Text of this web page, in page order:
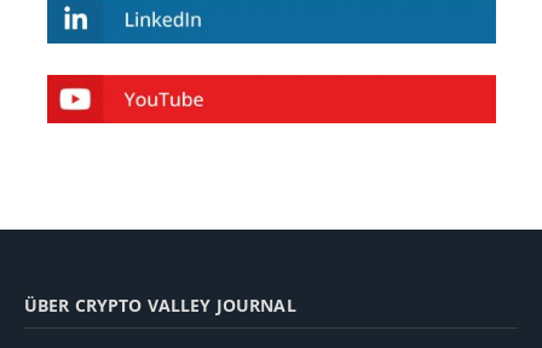
ÜBER CRYPTO VALLEY JOURNAL